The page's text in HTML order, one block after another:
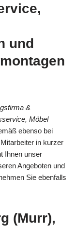
und
&
Möbel
ebenso bei
in kurzer
Ihnen unser
Angeboten und
Sie ebenfalls
(Murr),